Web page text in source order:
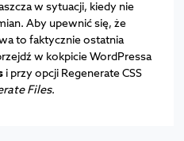
w sytuacji, kiedy nie
Aby upewnić się, że
to faktycznie ostatnia
w kokpicie WordPressa
i przy opcji Regenerate CSS
Files.